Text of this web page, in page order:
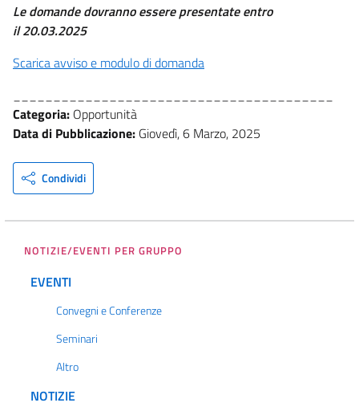
Le domande dovranno essere presentate entro
il20.03.2025
Scarica avviso e modulo di domanda
Categoria: Opportunità
Data di Pubblicazione: Giovedì, 6 Marzo, 2025
Condividi
NOTIZIE/EVENTI PER GRUPPO
EVENTI
Convegni e Conferenze
Seminari
Altro
NOTIZIE